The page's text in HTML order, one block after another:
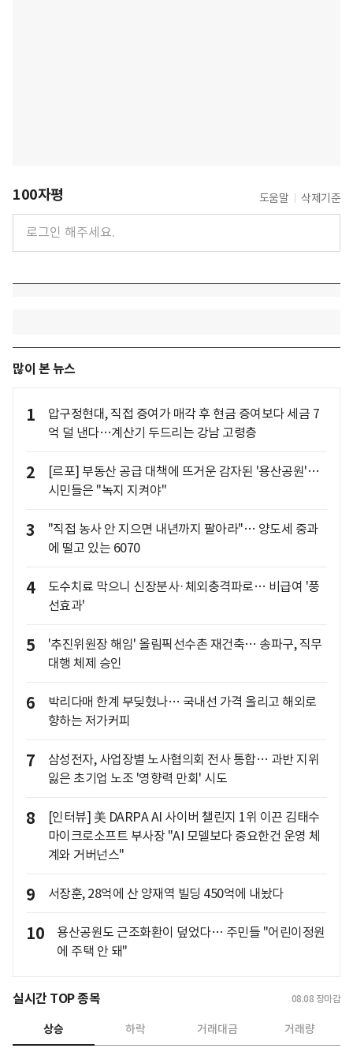
100자평 도움말 삭제기준
많이 본 뉴스
1
압구정현대, 직접 증여가 매각 후 현금 증여보다 세금 7
억 덜 낸다…계산기 두드리는 강남 고령층
2
[르포] 부동산 공급 대책에 뜨거운 감자된 '용산공원'…
시민들은 "녹지 지켜야"
3
"직접 농사 안 지으면 내년까지 팔아라"… 양도세 중과
에 떨고 있는 6070
4
도수치료 막으니 신장분사·체외충격파로… 비급여 '풍
선효과'
5
'추진위원장 해임' 올림픽선수촌 재건축… 송파구, 직무
대행 체제 승인
6
박리다매 한계 부딪혔나… 국내선 가격 올리고 해외로
향하는 저가커피
7
삼성전자, 사업장별 노사협의회 전사 통합… 과반 지위
잃은 초기업 노조 '영향력 만회' 시도
8
[인터뷰] 美 DARPA AI 사이버 챌린지 1위 이끈 김태수
마이크로소프트 부사장 "AI 모델보다 중요한건 운영 체
계와 거버넌스"
9 서장훈, 28억에 산 양재역 빌딩 450억에 내놨다
10
용산공원도 근조화환이 덮었다… 주민들 "어린이정원
에 주택 안 돼"
실시간 TOP 종목 08.08 장마감
상승 하락 거래대금 거래량